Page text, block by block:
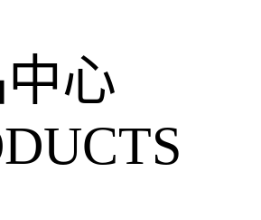
心